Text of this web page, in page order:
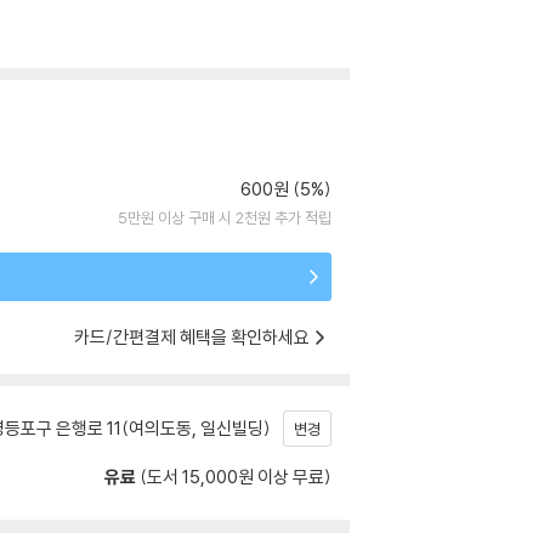
600원 (5%)
5만원 이상 구매 시 2천원 추가 적립
카드/간편결제 혜택을 확인하세요
포구 은행로 11(여의도동, 일신빌딩) 변경
유료 (도서 15,000원 이상 무료)